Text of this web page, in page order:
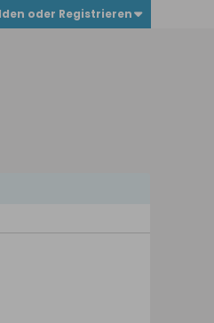
oder Registrieren